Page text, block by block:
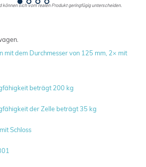
können sich vom realen Produkt geringfügig unterscheiden.
mit dem Durchmesser von 125 mm, 2× mit
beträgt 200 kg
der Zelle beträgt 35 kg
Schloss